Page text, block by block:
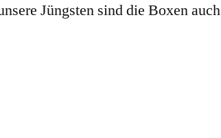
Jüngsten sind die Boxen auch